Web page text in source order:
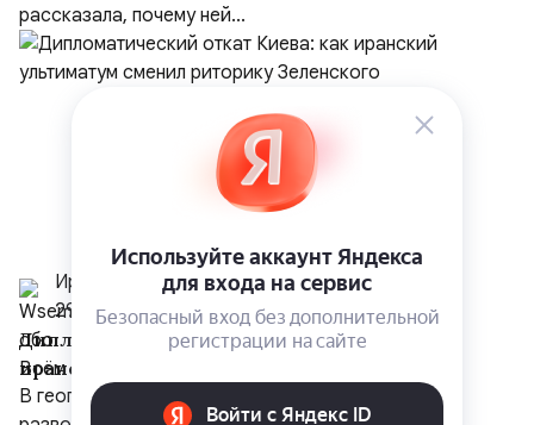
рассказала, почему ней...
Иранист
29 июля
Дипломатический откат Киева: как
иранский ультиматум сменил риторику
Зеленского
В геополитическом пространстве